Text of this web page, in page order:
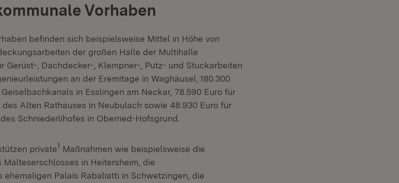
Vorhaben
befinden sich beispielsweise Mittel in Höhe von
der großen Halle der Multihalle
Gerüst-, Dachdecker-, Klempner-, Putz- und Stuckarbeiten
an der Eremitage in Waghäusel, 180.300
in Esslingen am Neckar, 78.590 Euro für
Alten Rathauses in Neubulach sowie 48.930 Euro für
Schniederlihofes in Oberried-Hofsgrund.
private1 Maßnahmen wie beispielsweise die
in Heitersheim, die
ehemaligen Palais Rabaliatti in Schwetzingen, die